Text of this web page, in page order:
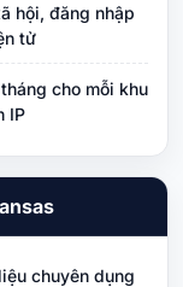
hội, đăng nhập
tử
cho mỗi khu
IP
chuyên dụng